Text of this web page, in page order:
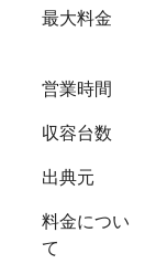
最大料金
営業時間
収容台数
出典元
料金につい
て